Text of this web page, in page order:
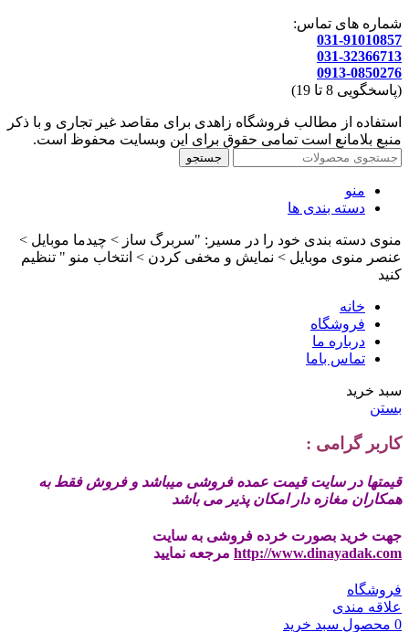
شماره های تماس:
031-91010857
031-32366713
0913-0850276
(پاسخگویی 8 تا 19)
استفاده از مطالب فروشگاه زاهدی برای مقاصد غیر تجاری و با ذکر
منبع بلامانع است تمامی حقوق برای این وبسایت محفوظ است.
جستجو
منو
دسته بندی ها
منوی دسته بندی خود را در مسیر: "سربرگ ساز > چیدما موبایل >
عنصر منوی موبایل > نمایش و مخفی کردن > انتخاب منو " تنظیم
کنید
خانه
فروشگاه
درباره ما
تماس باما
سبد خرید
بستن
کاربر گرامی :
قیمتها در سایت قیمت عمده فروشی میباشد و فروش فقط به
همکاران مغازه دار امکان پذیر می باشد
جهت خرید بصورت خرده فروشی به سایت
http://www.dinayadak.com مرجعه نمایید
فروشگاه
علاقه مندی
0 محصول سبد خرید